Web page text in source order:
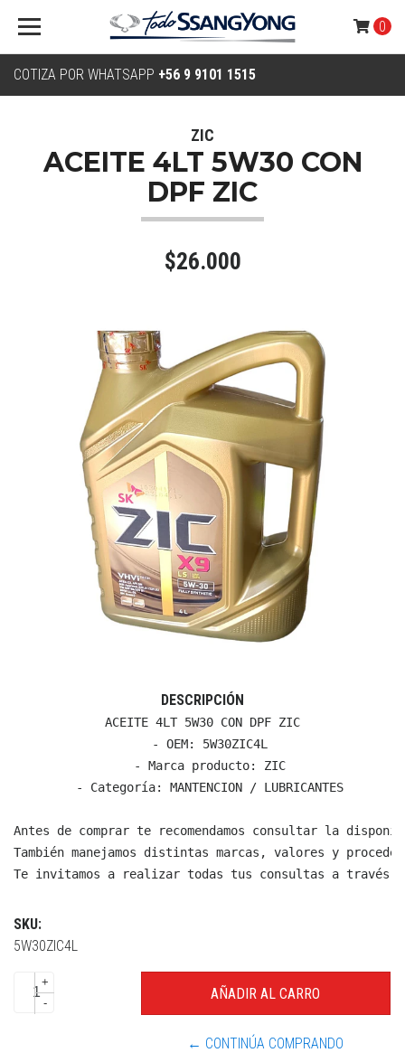
COTIZA POR WHATSAPP +56 9 9101 1515
0
ZIC
ACEITE 4LT 5W30 CON
DPF ZIC
$26.000
DESCRIPCIÓN
ACEITE 4LT 5W30 CON DPF ZIC
  - OEM: 5W30ZIC4L
  - Marca producto: ZIC
  - Categoría: MANTENCION / LUBRICANTES
Antes de comprar te recomendamos consultar la
También manejamos distintas marcas, valores y
Te invitamos a realizar todas tus consultas a través
SKU:
5W30ZIC4L
+
-
← CONTINÚA COMPRANDO